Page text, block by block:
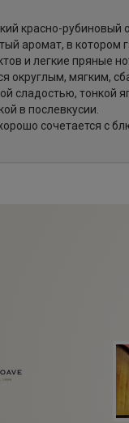
красно-рубиновый
аромат, в котором
и легкие пряные
округлым, мягким,
сладостью, тонкой
в послевкусии.
сочетается с